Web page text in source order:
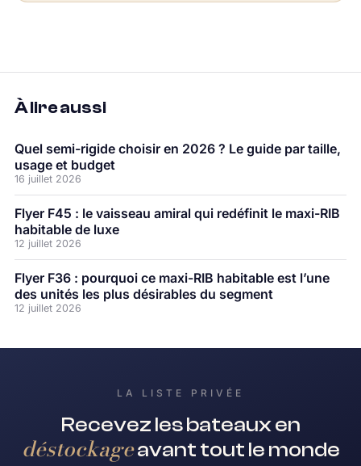
À lire aussi
Quel semi-rigide choisir en 2026 ? Le guide par taille,
usage et budget
16 juillet 2026
Flyer F45 : le vaisseau amiral qui redéfinit le maxi-RIB
habitable de luxe
12 juillet 2026
Flyer F36 : pourquoi ce maxi-RIB habitable est l’une
des unités les plus désirables du segment
12 juillet 2026
LA LISTE PRIVÉE
Recevez les bateaux en
déstockageavant tout le monde